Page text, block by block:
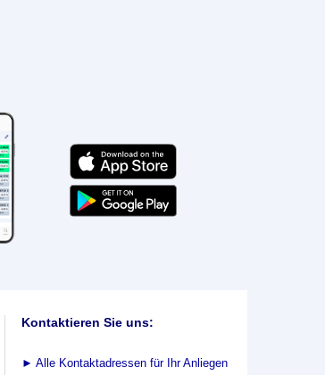
Kontaktieren Sie uns:
► Alle Kontaktadressen für Ihr Anliegen